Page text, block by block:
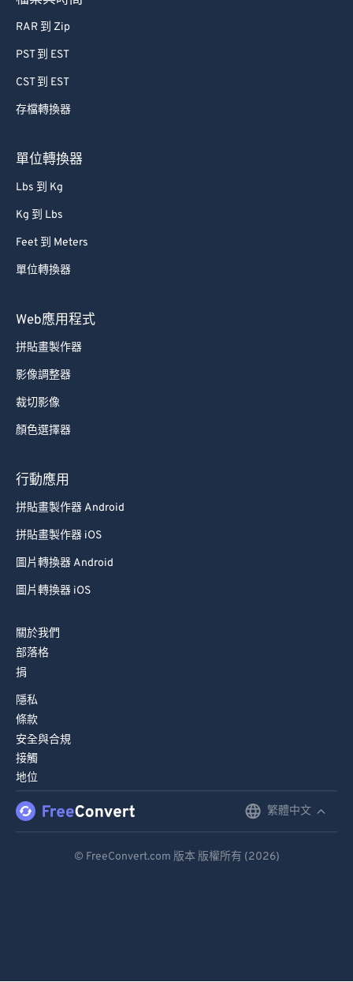
RAR 到 Zip
PST 到 EST
CST 到 EST
存檔轉換器
單位轉換器
Lbs 到 Kg
Kg 到 Lbs
Feet 到 Meters
單位轉換器
Web應用程式
拼貼畫製作器
影像調整器
裁切影像
顏色選擇器
行動應用
拼貼畫製作器 Android
拼貼畫製作器 iOS
圖片轉換器 Android
圖片轉換器 iOS
關於我們
部落格
捐
隱私
條款
安全與合規
接觸
地位
繁體中文
© FreeConvert.com 版本 版權所有 (2026)